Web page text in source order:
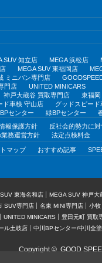
SUV 知立店 MEGA 浜松店
MEGA SUV 東福岡店
ミニバン専門店
門店
UNITED MINICARS
神戸大蔵谷 買取専門店
東福
ド車検 守山店 グッドスピー
センター 緑BPセンター
報保護方針 反社会的勢力に
務運営方針 法定点検料金
マップ おすすめ記事
東海名和店 MEGA SUV 神戸大
SUV専門店 名東 MINI専門店 小牧
UNITED MINICARS 豊田元町 買取
ル土岐店 中川BPセンター/中川全
Copyright © GOOD